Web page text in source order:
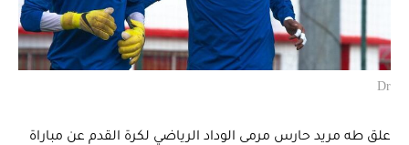
Dr
علق طه مريد حارس مرمى الوداد الرياضي لكرة القدم عن مباراة